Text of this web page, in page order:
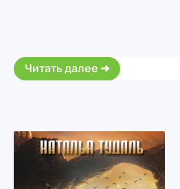
Читать далее